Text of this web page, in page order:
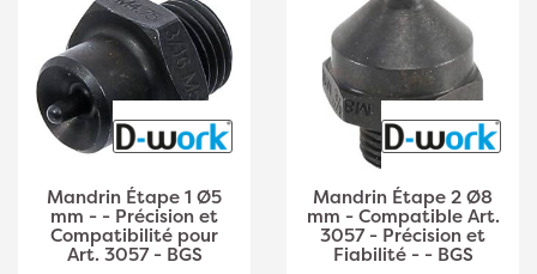
Mandrin Étape 1 Ø5
mm - - Précision et
Compatibilité pour
Art. 3057 - BGS
Mandrin Étape 2 Ø8
mm - Compatible Art.
3057 - Précision et
Fiabilité - - BGS